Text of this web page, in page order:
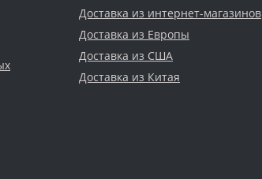
Доставка из интернет-магазинов
Доставка из Европы
Доставка из США
Доставка из Китая